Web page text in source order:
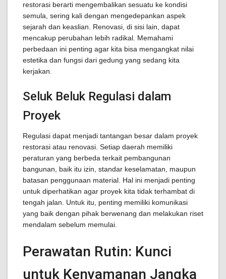
restorasi berarti mengembalikan sesuatu ke kondisi
semula, sering kali dengan mengedepankan aspek
sejarah dan keaslian. Renovasi, di sisi lain, dapat
mencakup perubahan lebih radikal. Memahami
perbedaan ini penting agar kita bisa mengangkat nilai
estetika dan fungsi dari gedung yang sedang kita
kerjakan.
Seluk Beluk Regulasi dalam
Proyek
Regulasi dapat menjadi tantangan besar dalam proyek
restorasi atau renovasi. Setiap daerah memiliki
peraturan yang berbeda terkait pembangunan
bangunan, baik itu izin, standar keselamatan, maupun
batasan penggunaan material. Hal ini menjadi penting
untuk diperhatikan agar proyek kita tidak terhambat di
tengah jalan. Untuk itu, penting memiliki komunikasi
yang baik dengan pihak berwenang dan melakukan riset
mendalam sebelum memulai.
Perawatan Rutin: Kunci
untuk Kenyamanan Jangka